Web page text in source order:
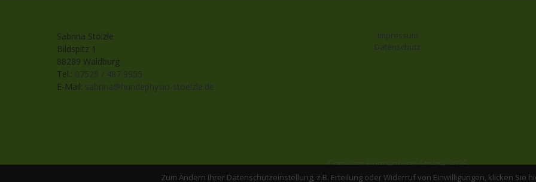
Sabrina Stölzle
Bildspitz 1
88289 Waldburg
Tel.: 07529 / 487 9955
E-Mail: sabrina@hundephysio-stoelzle.de
Impressum
Datenschutz
Copyright Hundephysio Stölzle 2026
Zum Ändern Ihrer Datenschutzeinstellung, z.B. Erteilung oder Widerruf von Einwilligungen, klicken Sie